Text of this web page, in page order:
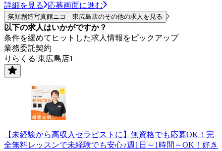
詳細を見る 応募画面に進む
笑顔創造写真館ニコ 東広島店のその他の求人を見る
以下の求人はいかがですか？
条件を緩めてヒットした求人情報をピックアップ
業務委託契約
りらくる 東広島店1
【未経験から高収入セラピストに】無資格でも応募OK！完
全無料レッスンで未経験でも安心♪週1日～1時間～OK！好き